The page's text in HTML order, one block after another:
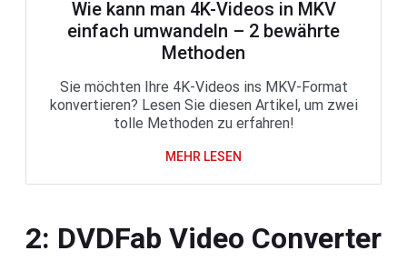
Wie kann man 4K-Videos in MKV
einfach umwandeln – 2 bewährte
Methoden
Sie möchten Ihre 4K-Videos ins MKV-Format
konvertieren? Lesen Sie diesen Artikel, um zwei
tolle Methoden zu erfahren!
MEHR LESEN
2: DVDFab Video Converter